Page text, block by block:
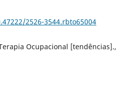
2526-3544.rbto65004
Ocupacional [tendências].,